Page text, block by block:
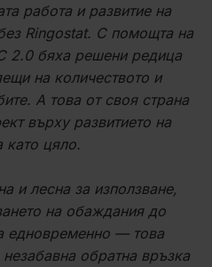
работа и развитие на
Ringostat. С помощта на
2.0 бяха решени редица
на количеството и
А това от своя страна
върху развитието на
като цяло.
и лесна за използване,
на обаждания до
едновременно — това
обратна връзка